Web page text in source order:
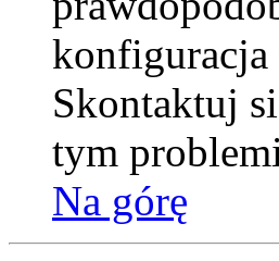
Skontaktuj
tym
Na górę